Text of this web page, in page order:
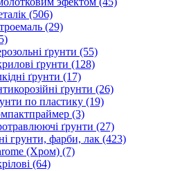
(506)
(29)
ґрунти (55)
ґрунти (128)
ґрунти (17)
ґрунти (26)
по пластику (19)
(3)
ґрунти (27)
грунти, фарби, лак (423)
(Хром) (7)
(64)